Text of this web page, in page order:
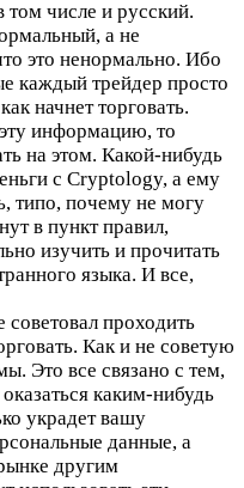
том числе и русский.
а не
это ненормально. Ибо
каждый трейдер просто
начнет торговать.
информацию, то
на этом. Какой-нибудь
с Cryptology, а ему
типо, почему не могу
в пункт правил,
изучить и прочитать
языка. И все,
проходить
Как и не советую
Это все связано с тем,
каким-нибудь
украдет вашу
данные, а
другим